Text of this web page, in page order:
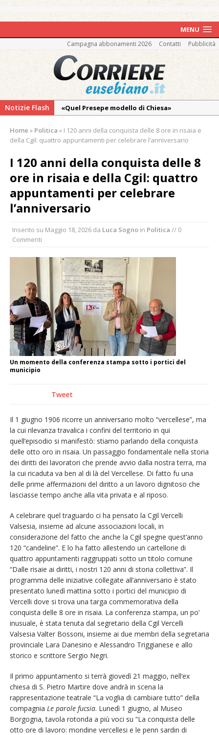
MENU
Campagna abbonamenti 2026 Contatti Pubblicità
Notizie Flash
«Quel Presepe modello di Chiesa»
Ringraziamento: convegno, messa e
Nuovo fronte delle fiamme: vasto incendio
alle pendici del Monte Barone
Centinaia di vercellesi a Oropa per il
pellegrinaggio diocesano
incendio di sterpaglie a Caresanablot
per i pagamenti delle prestazioni
Tanti fedeli in duomo per S. Eusebio. Mons.
Baturi: «Quel legame profondo tra le Chiese
di Vercelli e Cagliari»
Dieci anni fa l’ingresso a Vercelli
dell’arcivescovo mons. Marco Arnolfo
Home » Politica » I 120 anni della conquista delle 8 ore in risaia e
della Cgil: quattro appuntamenti per celebrare l’anniversario
I 120 anni della conquista delle 8
ore in risaia e della Cgil: quattro
appuntamenti per celebrare
l’anniversario
Inserito su Maggio 18, 2026 da Luca Sogno in Politica // 0
Commenti
Un momento della conferenza stampa sotto i portici del
municipio
Tweet
Il 1 giugno 1906 ricorre un anniversario molto “vercellese”, ma
la cui rilevanza travalica i confini del territorio in qui
quell’episodio si manifestò: stiamo parlando della conquista
delle otto oro in risaia. Un passaggio fondamentale nella storia
dei diritti dei lavoratori che prende avvio dalla nostra terra, ma
la cui ricaduta va ben al di là del Vercellese. Di fatto fu una
delle prime affermazioni del diritto a un lavoro dignitoso che
lasciasse tempo anche alla vita privata e al riposo.
A celebrare quel traguardo ci ha pensato la Cgil Vercelli
Valsesia, insieme ad alcune associazioni locali, in
considerazione del fatto che anche la Cgil spegne quest’anno
120 “candeline”. E lo ha fatto allestendo un cartellone di
quattro appuntamenti raggruppati sotto un titolo comune
“Dalle risaie ai diritti, i nostri 120 anni di storia collettiva”. Il
programma delle iniziative collegate all’anniversario è stato
presentato lunedì mattina sotto i portici del municipio di
Vercelli dove si trova una targa commemorativa della
conquista delle 8 ore in risaia. La conferenza stampa, un po’
inusuale, è stata tenuta dal segretario della Cgil Vercelli
Valsesia Valter Bossoni, insieme ai due membri della segretaria
provinciale Lara Danesino e Alessandro Triggianese e allo
storico e scrittore Sergio Negri.
Il primo appuntamento si terrà giovedì 21 maggio, nell’ex
chiesa di S. Pietro Martire dove andrà in scena la
rappresentazione teatrale “La voglia di cambiare tutto” della
compagnia Le parole fucsia. Lunedì 1 giugno, al Museo
Borgogna, tavola rotonda a più voci su “La conquista delle
otto ore di lavoro: mondine vercellesi e le penn sardin di